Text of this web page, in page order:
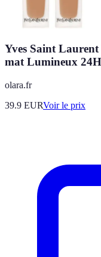
Yves Saint
mat Lumineux
olara.fr
39.9 EURVoir le prix